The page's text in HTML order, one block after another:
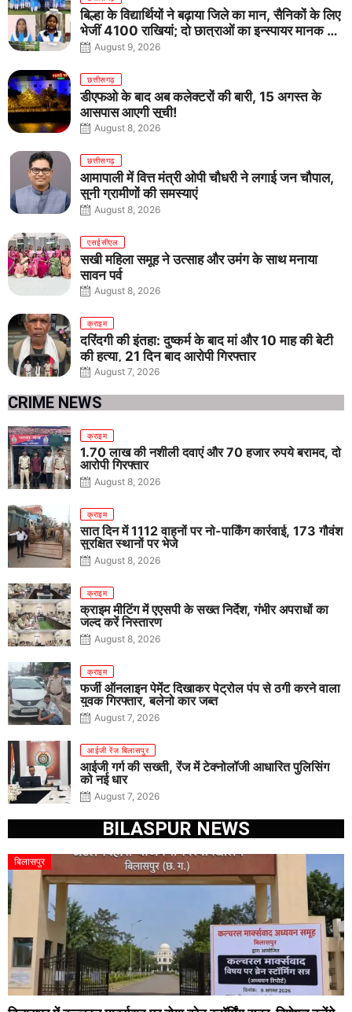
बिल्हा के विद्यार्थियों ने बढ़ाया जिले का मान, सैनिकों के लिए
भेजीं 4100 राखियां; दो छात्राओं का इन्स्पायर मानक में
राष्ट्रीय चयन
August 9, 2026
छत्तीसगढ़
डीएफओ के बाद अब कलेक्टरों की बारी, 15 अगस्त के
आसपास आएगी सूची!
August 8, 2026
छत्तीसगढ़
आमापाली में वित्त मंत्री ओपी चौधरी ने लगाई जन चौपाल,
सुनी ग्रामीणों की समस्याएं
August 8, 2026
एसईसीएल
सखी महिला समूह ने उत्साह और उमंग के साथ मनाया
सावन पर्व
August 8, 2026
क्राइम
दरिंदगी की इंतहा: दुष्कर्म के बाद मां और 10 माह की बेटी
की हत्या, 21 दिन बाद आरोपी गिरफ्तार
August 7, 2026
CRIME NEWS
क्राइम
1.70 लाख की नशीली दवाएं और 70 हजार रुपये बरामद, दो
आरोपी गिरफ्तार
August 8, 2026
क्राइम
सात दिन में 1112 वाहनों पर नो-पार्किंग कार्रवाई, 173 गौवंश
सुरक्षित स्थानों पर भेजे
August 8, 2026
क्राइम
क्राइम मीटिंग में एएसपी के सख्त निर्देश, गंभीर अपराधों का
जल्द करें निस्तारण
August 8, 2026
क्राइम
फर्जी ऑनलाइन पेमेंट दिखाकर पेट्रोल पंप से ठगी करने वाला
युवक गिरफ्तार, बलेनो कार जब्त
August 7, 2026
आईजी रेंज बिलासपुर
आईजी गर्ग की सख्ती, रेंज में टेक्नोलॉजी आधारित पुलिसिंग
को नई धार
August 7, 2026
BILASPUR NEWS
बिलासपुर